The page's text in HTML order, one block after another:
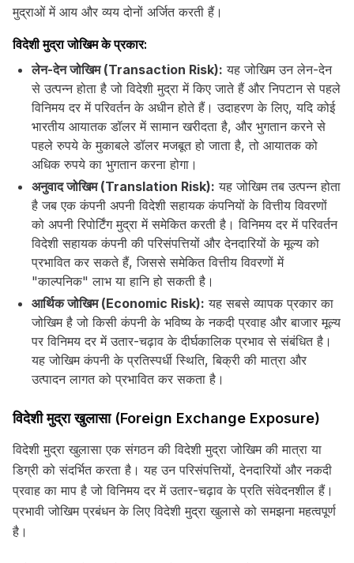
मुद्राओं में आय और व्यय दोनों अर्जित करती हैं।
विदेशी मुद्रा जोखिम के प्रकार:
लेन-देन जोखिम (Transaction Risk): यह जोखिम उन लेन-देन
से उत्पन्न होता है जो विदेशी मुद्रा में किए जाते हैं और निपटान से पहले
विनिमय दर में परिवर्तन के अधीन होते हैं। उदाहरण के लिए, यदि कोई
भारतीय आयातक डॉलर में सामान खरीदता है, और भुगतान करने से
पहले रुपये के मुकाबले डॉलर मजबूत हो जाता है, तो आयातक को
अधिक रुपये का भुगतान करना होगा।
अनुवाद जोखिम (Translation Risk): यह जोखिम तब उत्पन्न होता
है जब एक कंपनी अपनी विदेशी सहायक कंपनियों के वित्तीय विवरणों
को अपनी रिपोर्टिंग मुद्रा में समेकित करती है। विनिमय दर में परिवर्तन
विदेशी सहायक कंपनी की परिसंपत्तियों और देनदारियों के मूल्य को
प्रभावित कर सकते हैं, जिससे समेकित वित्तीय विवरणों में
"काल्पनिक" लाभ या हानि हो सकती है।
आर्थिक जोखिम (Economic Risk): यह सबसे व्यापक प्रकार का
जोखिम है जो किसी कंपनी के भविष्य के नकदी प्रवाह और बाजार मूल्य
पर विनिमय दर में उतार-चढ़ाव के दीर्घकालिक प्रभाव से संबंधित है।
यह जोखिम कंपनी के प्रतिस्पर्धी स्थिति, बिक्री की मात्रा और
उत्पादन लागत को प्रभावित कर सकता है।
विदेशी मुद्रा खुलासा (Foreign Exchange Exposure)
विदेशी मुद्रा खुलासा एक संगठन की विदेशी मुद्रा जोखिम की मात्रा या
डिग्री को संदर्भित करता है। यह उन परिसंपत्तियों, देनदारियों और नकदी
प्रवाह का माप है जो विनिमय दर में उतार-चढ़ाव के प्रति संवेदनशील हैं।
प्रभावी जोखिम प्रबंधन के लिए विदेशी मुद्रा खुलासे को समझना महत्वपूर्ण
है।